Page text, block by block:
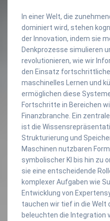
In einer Welt, die
dominiert wird, stehen
der Innovation, indem sie
Denkprozesse simulieren
revolutionieren, wie wir
den Einsatz
maschinelles Lernen und
ermöglichen diese
Fortschritte in Bereichen
Finanzbranche. Ein
ist die
Strukturierung und
Maschinen nutzbaren
symbolischer KI bis hin zu
sie eine entscheidende
komplexer Aufgaben wie
Entwicklung von
tauchen wir tief in die Welt
beleuchten die Integration